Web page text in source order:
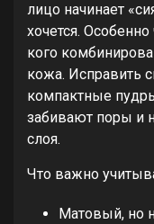
лицо начинает
хочется. Особенно
кого
кожа. Исправить
компактные
забивают поры и
слоя.
Что важно
Матовый, но